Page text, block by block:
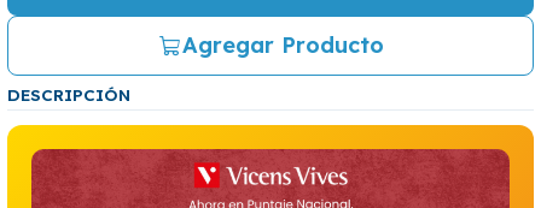
Agregar Producto
DESCRIPCIÓN